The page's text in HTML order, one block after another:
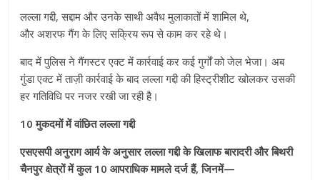
लल्ला गद्दी, सद्दाम और उनके साथी अवैध मुलाकातों में शामिल थे,
और अशरफ गैंग के लिए सक्रिय रूप से काम कर रहे थे।
बाद में पुलिस ने गैंगस्टर एक्ट में कार्रवाई कर कई गुर्गों को जेल भेजा। अब
गुंडा एक्ट में ताज़ी कार्रवाई के बाद लल्ला गद्दी की हिस्ट्रीशीट खोलकर उसकी
हर गतिविधि पर नजर रखी जा रही है।
10 मुकदमों में वांछित लल्ला गद्दी
एसएसपी अनुराग आर्य के अनुसार लल्ला गद्दी के खिलाफ बारादरी और बिथरी
चैनपुर क्षेत्रों में कुल 10 आपराधिक मामले दर्ज हैं, जिनमें—